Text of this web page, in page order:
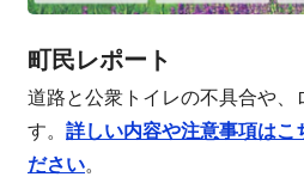
町民レポート
道路と公衆トイレの不具合や、
す。 詳しい内容や注意事項はこ
ださい。